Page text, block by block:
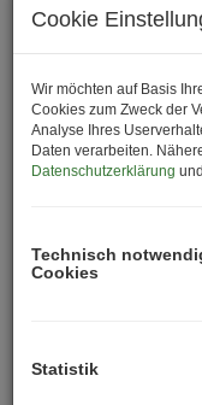
m² bis 127 m²)
Bauteil C: 45
Bauteil D: 64
m² bis 86 m²)
Jede der
Ausstattung und
Highlights:
Sport.
:
Cookie
Wir möchten auf Basis
Cookies zum Zweck der
Analyse Ihres
Daten verarbeiten.
Datenschutzerklärung
Technisch
Cookies
Statistik